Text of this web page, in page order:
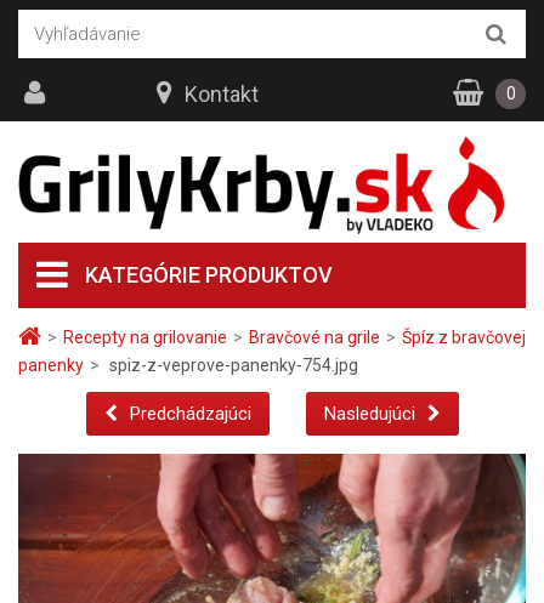
> Recepty na grilovanie > Bravčové na grile > Špíz z bravčovej
panenky > spiz-z-veprove-panenky-754.jpg
Predchádzajúci Nasledujúci
KATEGÓRIE PRODUKTOV
Kontakt 0